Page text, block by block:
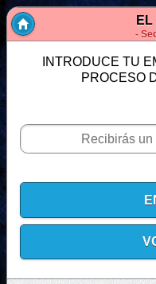
-
INTRODUCE TU
PROCESO